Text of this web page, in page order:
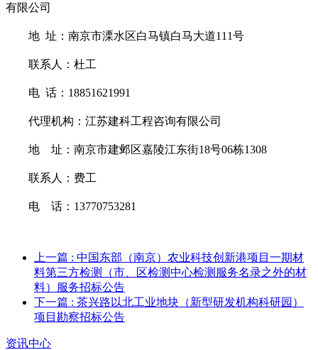
有限公司
地 址： 南京市溧水区白马镇白马大道111号
联系人： 杜工
电 话： 18851621991
代理机构：江苏建科工程咨询有限公司
地 址：南京市建邺区嘉陵江东街18号06栋1308
联系人：费工
电 话： 13770753281
上一篇 : 中国东部（南京）农业科技创新港项目一期材
料第三方检测（市、区检测中心检测服务名录之外的材
料）服务招标公告
下一篇 : 茶兴路以北工业地块（新型研发机构科研园）
项目勘察招标公告
资讯中心